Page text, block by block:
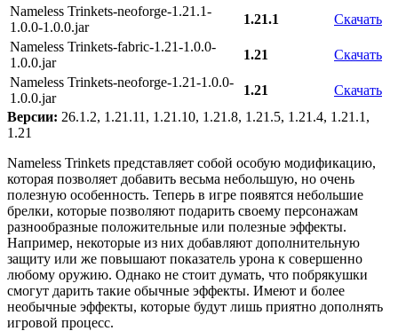
Nameless Trinkets-neoforge-1.21.1-
1.0.0-1.0.0.jar
1.21.1
Скачать
Nameless Trinkets-fabric-1.21-1.0.0-
1.0.0.jar
1.21
Скачать
Nameless Trinkets-neoforge-1.21-1.0.0-
1.0.0.jar
1.21
Скачать
Версии: 26.1.2, 1.21.11, 1.21.10, 1.21.8, 1.21.5, 1.21.4, 1.21.1,
1.21
Nameless Trinkets представляет собой особую модификацию,
которая позволяет добавить весьма небольшую, но очень
полезную особенность. Теперь в игре появятся небольшие
брелки, которые позволяют подарить своему персонажам
разнообразные положительные или полезные эффекты.
Например, некоторые из них добавляют дополнительную
защиту или же повышают показатель урона к совершенно
любому оружию. Однако не стоит думать, что побрякушки
смогут дарить такие обычные эффекты. Имеют и более
необычные эффекты, которые будут лишь приятно дополнять
игровой процесс.